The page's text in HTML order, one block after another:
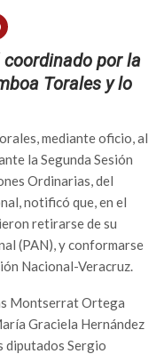
coordinado por la
Torales y lo
mediante oficio, al
la Segunda Sesión
Ordinarias, del
notificó que, en el
retirarse de su
(PAN), y conformarse
Nacional-Veracruz.
Montserrat Ortega
Graciela Hernández
diputados Sergio